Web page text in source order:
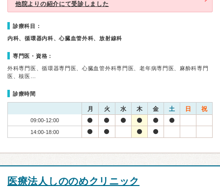
他院よりの紹介にて受診しました
診療科目：
内科、循環器内科、心臓血管外科、放射線科
専門医・資格：
外科専門医、循環器専門医、心臓血管外科専門医、老年病専門医、麻酔科専門
医、核医…
診療時間
月 火 水 木 金 土 日 祝
09:00-12:00
14:00-18:00
医療法人しののめクリニック